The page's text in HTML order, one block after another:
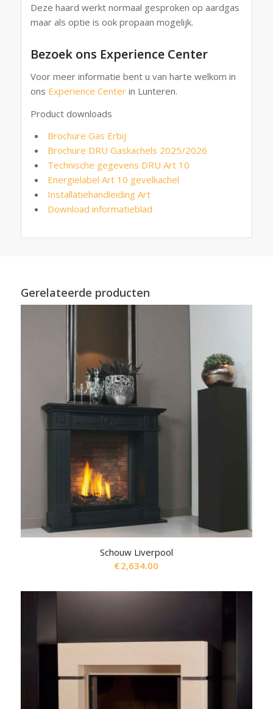
Deze haard werkt normaal gesproken op aardgas
maar als optie is ook propaan mogelijk.
Bezoek ons Experience Center
Voor meer informatie bent u van harte welkom in
ons Experience Centerin Lunteren.
Product downloads
Brochure Gas Erbij
Brochure DRU Gaskachels 2025/2026
Technische gegevens DRU Art 10
Energielabel Art 10 gevelkachel
Installatiehandleiding Art
Download informatieblad
Gerelateerde producten
Schouw Liverpool
€2,634.00